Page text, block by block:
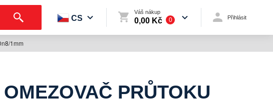
CS
Váš nákup
0,00 Kč 0 Přihlásit
1mm
OMEZOVAČ PRŮTOKU